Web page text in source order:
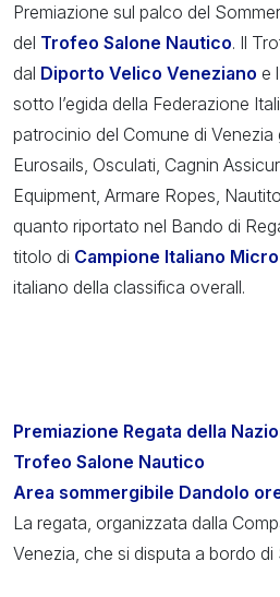
Premiazione sul palco del
del Trofeo Salone Nautico. Il
dal Diporto Velico Veneziano e
sotto l’egida della Federazione
patrocinio del Comune di Venezia
Eurosails, Osculati, Cagnin
Equipment, Armare Ropes,
quanto riportato nel Bando di
titolo di Campione Italiano Micro
italiano della classifica overall.
Premiazione Regata della
Trofeo Salone Nautico
Area sommergibile Dandolo
La regata, organizzata dalla
Venezia, che si disputa a bordo di